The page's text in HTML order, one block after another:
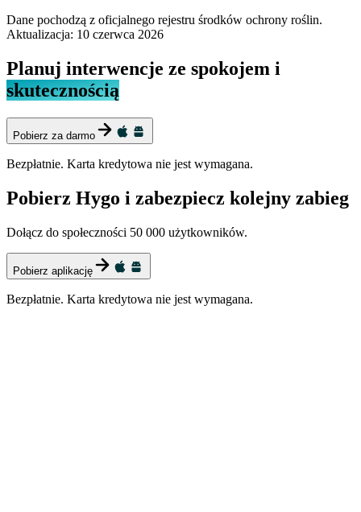
Dane pochodzą z oficjalnego rejestru środków ochrony roślin.
Aktualizacja: 10 czerwca 2026
Planuj interwencje ze spokojem i
skutecznością
Pobierz za darmo
Bezpłatnie. Karta kredytowa nie jest wymagana.
Pobierz Hygo i zabezpiecz kolejny zabieg
Dołącz do społeczności 50 000 użytkowników.
Pobierz aplikację
Bezpłatnie. Karta kredytowa nie jest wymagana.